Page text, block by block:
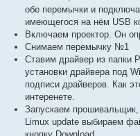
обе перемычки и
имеющегося на нём USB
Включаем проектор. Он
Снимаем перемычку №1
Ставим драйвер из папки
установки драйвера под
подписи драйверов. Как
интеренете.
Запускаем
Limux update выбираем